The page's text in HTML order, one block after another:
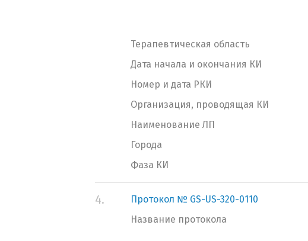
Терапевтическая область
Дата начала и окончания КИ
Номер и дата РКИ
Организация, проводящая КИ
Наименование ЛП
Города
Фаза КИ
4.
Протокол № GS-US-320-0110
Название протокола